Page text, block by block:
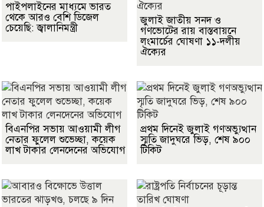
পাইপলাইনের মাধ্যমে ভারত
থেকে আরও বেশি ডিজেল
চেয়েছি: জ্বালানিমন্ত্রী
জুলাই জাতীয় সনদ ও
গণভোটের রায় বাস্তবায়নে
লংমার্চের ঘোষণা ১১-দলীয়
ঐক্যের
বিএনপির সভায় আওয়ামী লীগ
নেতার ফুলেল শুভেচ্ছা, কয়েক
লাখ টাকার লেনদেনের অভিযোগ
প্রথম দিনেই জুলাই গণঅভ্যুত্থান
স্মৃতি জাদুঘরে ভিড়, শেষ ৯০০
টিকিট